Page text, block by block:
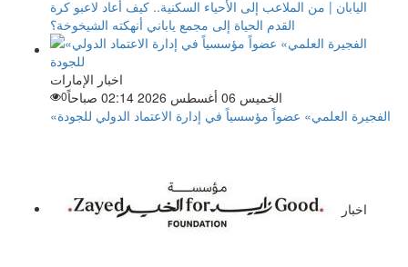
اليابان | من الملاعب إلى الأحياء السكنية.. كيف أعاد لاعبو كرة
القدم الحياة إلى مجمع ياباني أنهكته الشيخوخة؟
اخبار الإمارات
الخميس 06 أغسطس 2026 02:14 صباحاً
0
«الفجيرة العلمي» عضواً مؤسسياً في إدارة الاعتماد الدولي للجودة
اخبار